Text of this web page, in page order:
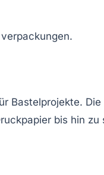
Bastelprojekte.
bis hin